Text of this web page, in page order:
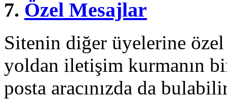
7. Özel Mesajlar
Sitenin diğer üyelerine
yoldan iletişim kurmanın
posta aracınızda da